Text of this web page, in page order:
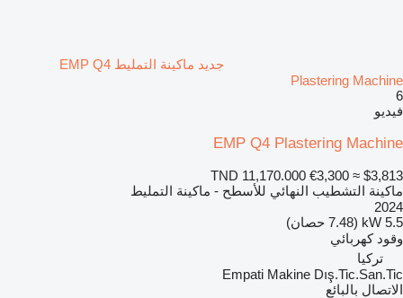
جديد ماكينة التمليط EMP Q4
Plastering Machine
6
فيديو
EMP Q4 Plastering Machine
TND 11,170.000 €3,300 ≈ $3,813
ماكينة التشطيب النهائي للأسطح - ماكينة التمليط
2024
5.5 kW (7.48 حصان)
وقود كهربائي
تركيا
Empati Makine Dış.Tic.San.Tic
الاتصال بالبائع